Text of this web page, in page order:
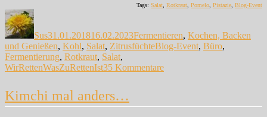
Tags: Salat Rotkraut Pomelo Pistazie Blog-Event
Autor
Sus31.01.201816.02.2023Fermentieren, Kochen, Backen
und Genießen, Kohl, Salat, ZitrusfüchteSchlagwörter
Blog-Event, Büro,
Fermentierung, Rotkraut, Salat,
WirRettenWasZuRettenIst35 Kommentarezu
Kimchi mal anders…